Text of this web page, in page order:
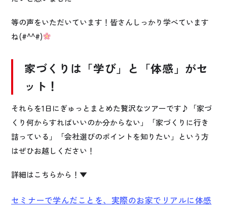
等の声をいただいています！皆さんしっかり学べています
ね(#^^#)
家づくりは「学び」と「体感」がセ
ット！
それらを1日にぎゅっとまとめた贅沢なツアーです♪「家づ
くり何からすればいいのか分からない」「家づくりに行き
詰っている」「会社選びのポイントを知りたい」という方
はぜひお越しください！
詳細はこちらから！▼
セミナーで学んだことを、実際のお家でリアルに体感